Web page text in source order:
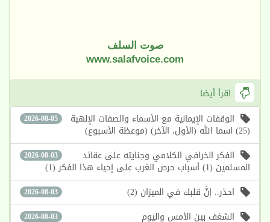
صوت السلف
www.salafvoice.com
اقرأ أيضا
2026-08-05 الوقفات الإيمانية مع الأسماء والصفات الإلهية
(25) اسما الله (الأول، الآخر) (موعظة الأسبوع)
2026-08-03 الفكر الخرافي الكلامي وجنايته على عقائد
المسلمين (1) أسباب حرص الغرب على إحياء هذا الفكر (1)
2026-08-03 احذر.. إنَّ قلبك في الميزان (2)
2026-08-03 الشغف بين الأمس واليوم